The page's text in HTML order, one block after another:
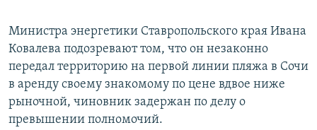
Все сайты РСЕ/РС
Министра энергетики Ставропольского края Ивана
Ковалева подозревают том, что он незаконно
передал территорию на первой линии пляжа в Сочи
в аренду своему знакомому по цене вдвое ниже
рыночной, чиновник задержан по делу о
превышении полномочий.